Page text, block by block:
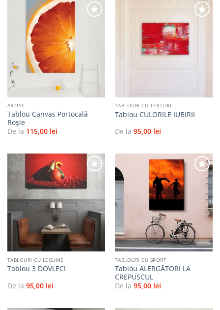
ARTIST
Tablou Canvas Portocală
Roșie
De la 115,00 lei
Adaugă
favorite
TABLOURI CU TEXTURI
Tablou CULORILE IUBIRII
De la 95,00 lei
la
favorite
TABLOURI CU LEGUME
Tablou 3 DOVLECI
De la 95,00 lei
Adaugă
favorite
TABLOURI CU SPORT
Tablou ALERGĂTORI LA
CREPUSCUL
De la 95,00 lei